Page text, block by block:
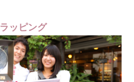
ラッピング